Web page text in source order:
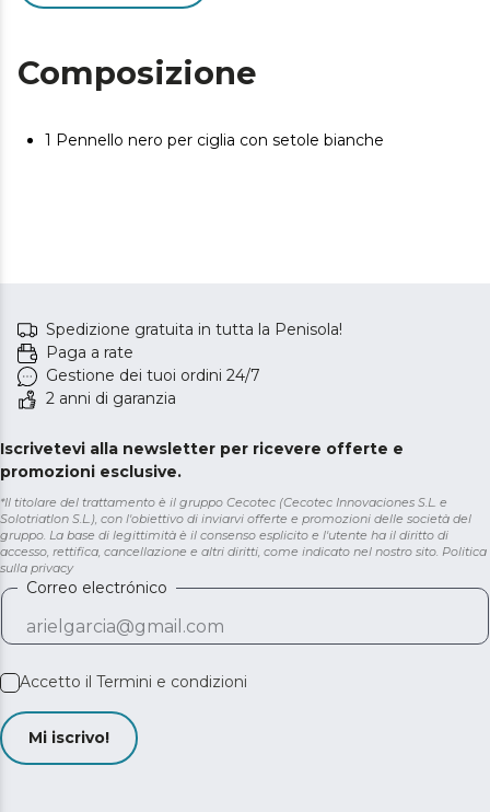
Composizione
1 Pennello nero per ciglia con setole bianche
Spedizione gratuita in tutta la Penisola!
Paga a rate
Gestione dei tuoi ordini 24/7
2 anni di garanzia
Iscrivetevi alla newsletter per ricevere offerte e
promozioni esclusive.
*Il titolare del trattamento è il gruppo Cecotec (Cecotec Innovaciones S.L. e
Solotriatlon S.L.), con l'obiettivo di inviarvi offerte e promozioni delle società del
gruppo. La base di legittimità è il consenso esplicito e l'utente ha il diritto di
accesso, rettifica, cancellazione e altri diritti, come indicato nel nostro sito. Politica
sulla privacy
Correo electrónico
Accetto il Termini e condizioni
Mi iscrivo!